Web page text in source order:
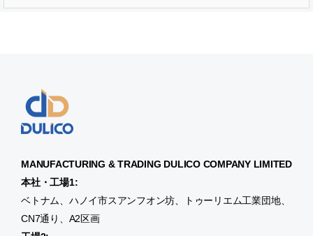
MANUFACTURING & TRADING DULICOCOMPANY LIMITED
本社・工場1:
ベトナム、ハノイ市スアンフオン坊、トゥーリエム工業団地、
CN7通り、A2区画